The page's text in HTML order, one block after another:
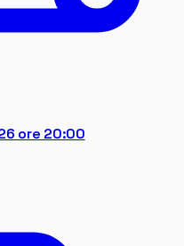
ore 20:00